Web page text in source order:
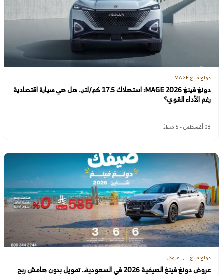
دونغ فينغ MAGE
دونغ فينغ MAGE 2026: استهلاك 17.5 كم/لتر.. هل هي سيارة اقتصادية
رغم الأداء القوي؟
03 أغسطس - 5 مساءً
دونغ فينغ عروض
عروض دونغ فينغ الصيفية 2026 في السعودية.. تمويل بدون هامش ربح